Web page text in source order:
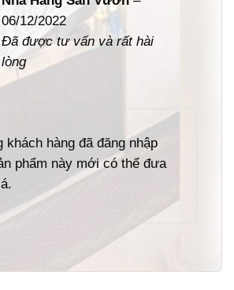
sao
06/12/2022
Đã được tư vấn và rất hài
lòng
khách hàng đã đăng nhập
phẩm này mới có thể đưa